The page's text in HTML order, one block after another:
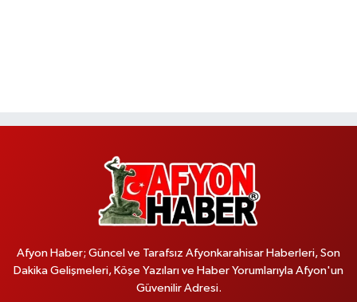
Afyon Haber; Güncel ve Tarafsız Afyonkarahisar Haberleri, Son
Dakika Gelişmeleri, Köşe Yazıları ve Haber Yorumlarıyla Afyon'un
Güvenilir Adresi.